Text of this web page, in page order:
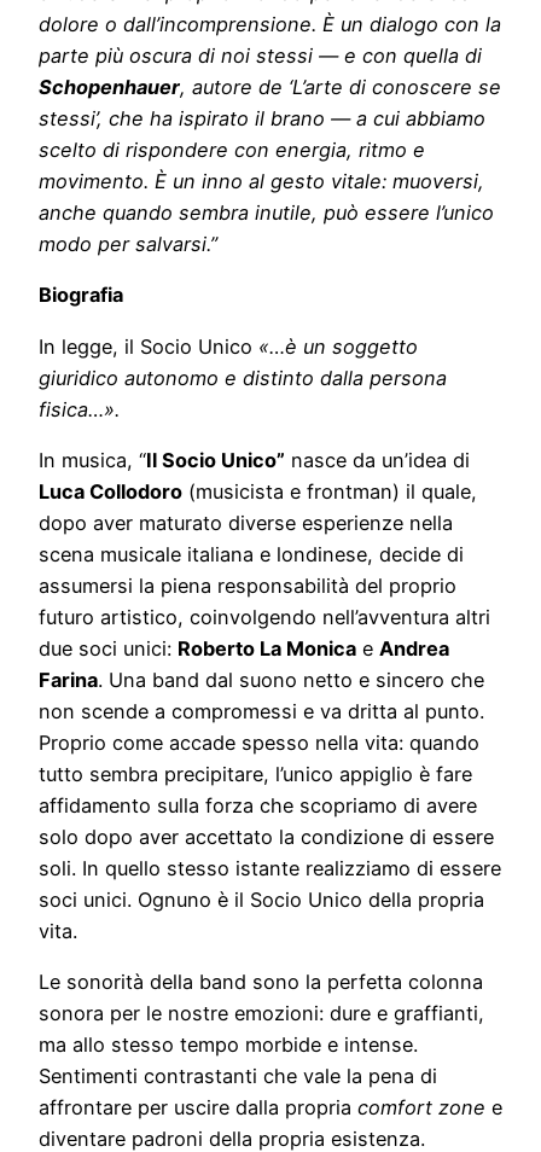
dolore o dall’incomprensione. È un dialogo con la
parte più oscura di noi stessi — e con quella di
Schopenhauer, autore de ‘L’arte di conoscere se
stessi’, che ha ispirato il brano — a cui abbiamo
scelto di rispondere con energia, ritmo e
movimento. È un inno al gesto vitale: muoversi,
anche quando sembra inutile, può essere l’unico
modo per salvarsi.”
Biografia
In legge, il Socio Unico «…è un soggetto
giuridico autonomo e distinto dalla persona
fisica…».
In musica, “Il Socio Unico” nasce da un’idea di
Luca Collodoro (musicista e frontman) il quale,
dopo aver maturato diverse esperienze nella
scena musicale italiana e londinese, decide di
assumersi la piena responsabilità del proprio
futuro artistico, coinvolgendo nell’avventura altri
due soci unici: Roberto La Monica e Andrea
Farina. Una band dal suono netto e sincero che
non scende a compromessi e va dritta al punto.
Proprio come accade spesso nella vita: quando
tutto sembra precipitare, l’unico appiglio è fare
affidamento sulla forza che scopriamo di avere
solo dopo aver accettato la condizione di essere
soli. In quello stesso istante realizziamo di essere
soci unici. Ognuno è il Socio Unico della propria
vita.
Le sonorità della band sono la perfetta colonna
sonora per le nostre emozioni: dure e graffianti,
ma allo stesso tempo morbide e intense.
Sentimenti contrastanti che vale la pena di
affrontare per uscire dalla propria comfort zone e
diventare padroni della propria esistenza.